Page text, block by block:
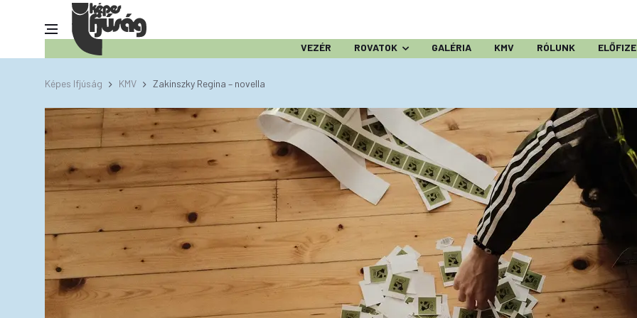
VEZÉR ROVATOK GALÉRIA KMV RÓLUNK
Képes Ifjúság KMV Zakinszky Regina – novella